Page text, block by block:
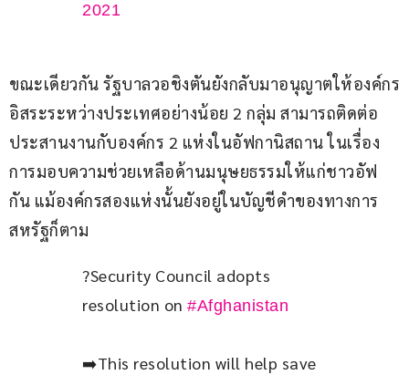
2021
ขณะเดียวกัน รัฐบาลวอชิงตันยังกลับมาอนุญาตให้องค์กร
อิสระระหว่างประเทศอย่างน้อย 2 กลุ่ม สามารถติดต่อ
ประสานงานกับองค์กร 2 แห่งในอัฟกานิสถาน ในเรื่อง
การมอบความช่วยเหลือด้านมนุษยธรรมให้แก่ชาวอัฟ
กัน แม้องค์กรสองแห่งนั้นยังอยู่ในบัญชีดำของทางการ
สหรัฐก็ตาม
?Security Council adopts
resolution on #Afghanistan
➡️This resolution will help save